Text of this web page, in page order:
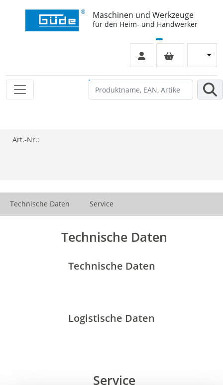
Maschinen und Werkzeuge
für den Heim- und Handwerker
Art.-Nr.:
Technische Daten Service
Technische Daten
Technische Daten
Logistische Daten
Service